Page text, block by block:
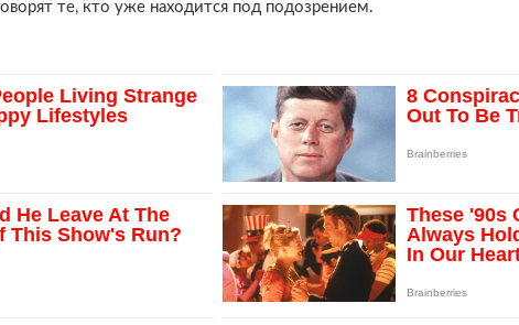
те, кто уже находится под подозрением.